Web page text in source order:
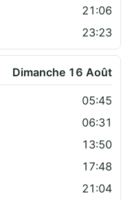
21:06
23:23
Dimanche 16 Août
05:45
06:31
13:50
17:48
21:04